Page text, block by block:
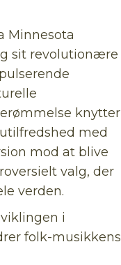
Minnesota
sit revolutionære
knytter
med
mod at blive
valg, der
verden.
i
folk-musikkens